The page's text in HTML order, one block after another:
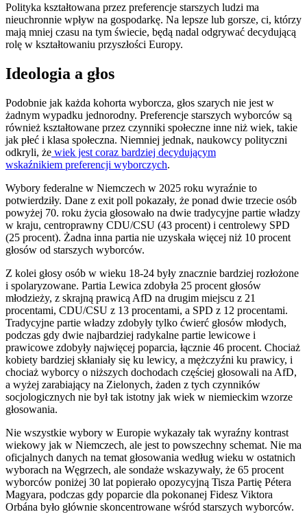
Polityka kształtowana przez preferencje starszych ludzi ma
nieuchronnie wpływ na gospodarkę. Na lepsze lub gorsze, ci, którzy
mają mniej czasu na tym świecie, będą nadal odgrywać decydującą
rolę w kształtowaniu przyszłości Europy.
Ideologia a głos
Podobnie jak każda kohorta wyborcza, głos szarych nie jest w
żadnym wypadku jednorodny. Preferencje starszych wyborców są
również kształtowane przez czynniki społeczne inne niż wiek, takie
jak płeć i klasa społeczna. Niemniej jednak, naukowcy polityczni
odkryli, że wiek jest coraz bardziej decydującym
wskaźnikiem preferencji wyborczych.
Wybory federalne w Niemczech w 2025 roku wyraźnie to
potwierdziły. Dane z exit poll pokazały, że ponad dwie trzecie osób
powyżej 70. roku życia głosowało na dwie tradycyjne partie władzy
w kraju, centroprawny CDU/CSU (43 procent) i centrolewy SPD
(25 procent). Żadna inna partia nie uzyskała więcej niż 10 procent
głosów od starszych wyborców.
Z kolei głosy osób w wieku 18-24 były znacznie bardziej rozłożone
i spolaryzowane. Partia Lewica zdobyła 25 procent głosów
młodzieży, z skrajną prawicą AfD na drugim miejscu z 21
procentami, CDU/CSU z 13 procentami, a SPD z 12 procentami.
Tradycyjne partie władzy zdobyły tylko ćwierć głosów młodych,
podczas gdy dwie najbardziej radykalne partie lewicowe i
prawicowe zdobyły najwięcej poparcia, łącznie 46 procent. Chociaż
kobiety bardziej skłaniały się ku lewicy, a mężczyźni ku prawicy, i
chociaż wyborcy o niższych dochodach częściej głosowali na AfD,
a wyżej zarabiający na Zielonych, żaden z tych czynników
socjologicznych nie był tak istotny jak wiek w niemieckim wzorze
głosowania.
Nie wszystkie wybory w Europie wykazały tak wyraźny kontrast
wiekowy jak w Niemczech, ale jest to powszechny schemat. Nie ma
oficjalnych danych na temat głosowania według wieku w ostatnich
wyborach na Węgrzech, ale sondaże wskazywały, że 65 procent
wyborców poniżej 30 lat popierało opozycyjną Tisza Partię Pétera
Magyara, podczas gdy poparcie dla pokonanej Fidesz Viktora
Orbána było głównie skoncentrowane wśród starszych wyborców.